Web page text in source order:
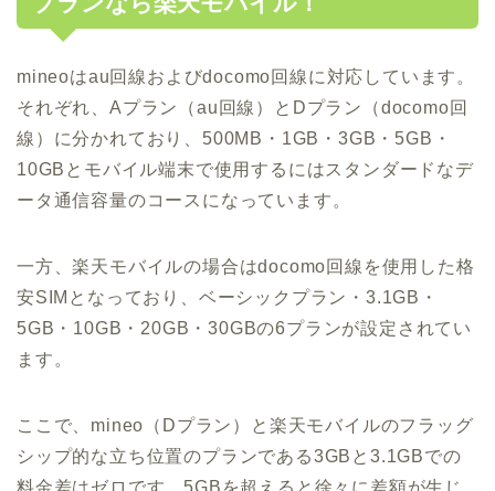
mineoはau回線およびdocomo回線に対応しています。
それぞれ、Aプラン（au回線）とDプラン（docomo回
線）に分かれており、500MB・1GB・3GB・5GB・
10GBとモバイル端末で使用するにはスタンダードなデ
ータ通信容量のコースになっています。
一方、楽天モバイルの場合はdocomo回線を使用した格
安SIMとなっており、ベーシックプラン・3.1GB・
5GB・10GB・20GB・30GBの6プランが設定されてい
ます。
ここで、mineo（Dプラン）と楽天モバイルのフラッグ
シップ的な立ち位置のプランである3GBと3.1GBでの